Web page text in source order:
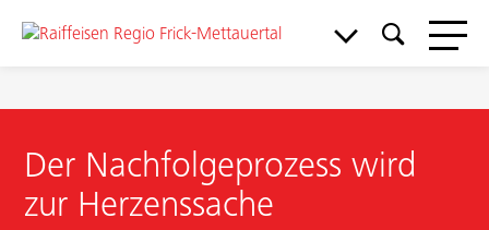
Der Nachfolgeprozess wird
zur Herzenssache